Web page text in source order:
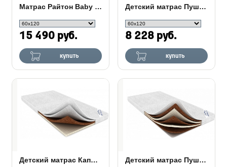
Матрас Райтон Baby Comfort
15 490 руб.
купить
Детский матрас Пушистик
8 228 руб.
купить
Детский матрас Каприз Детский матрас Пушинка